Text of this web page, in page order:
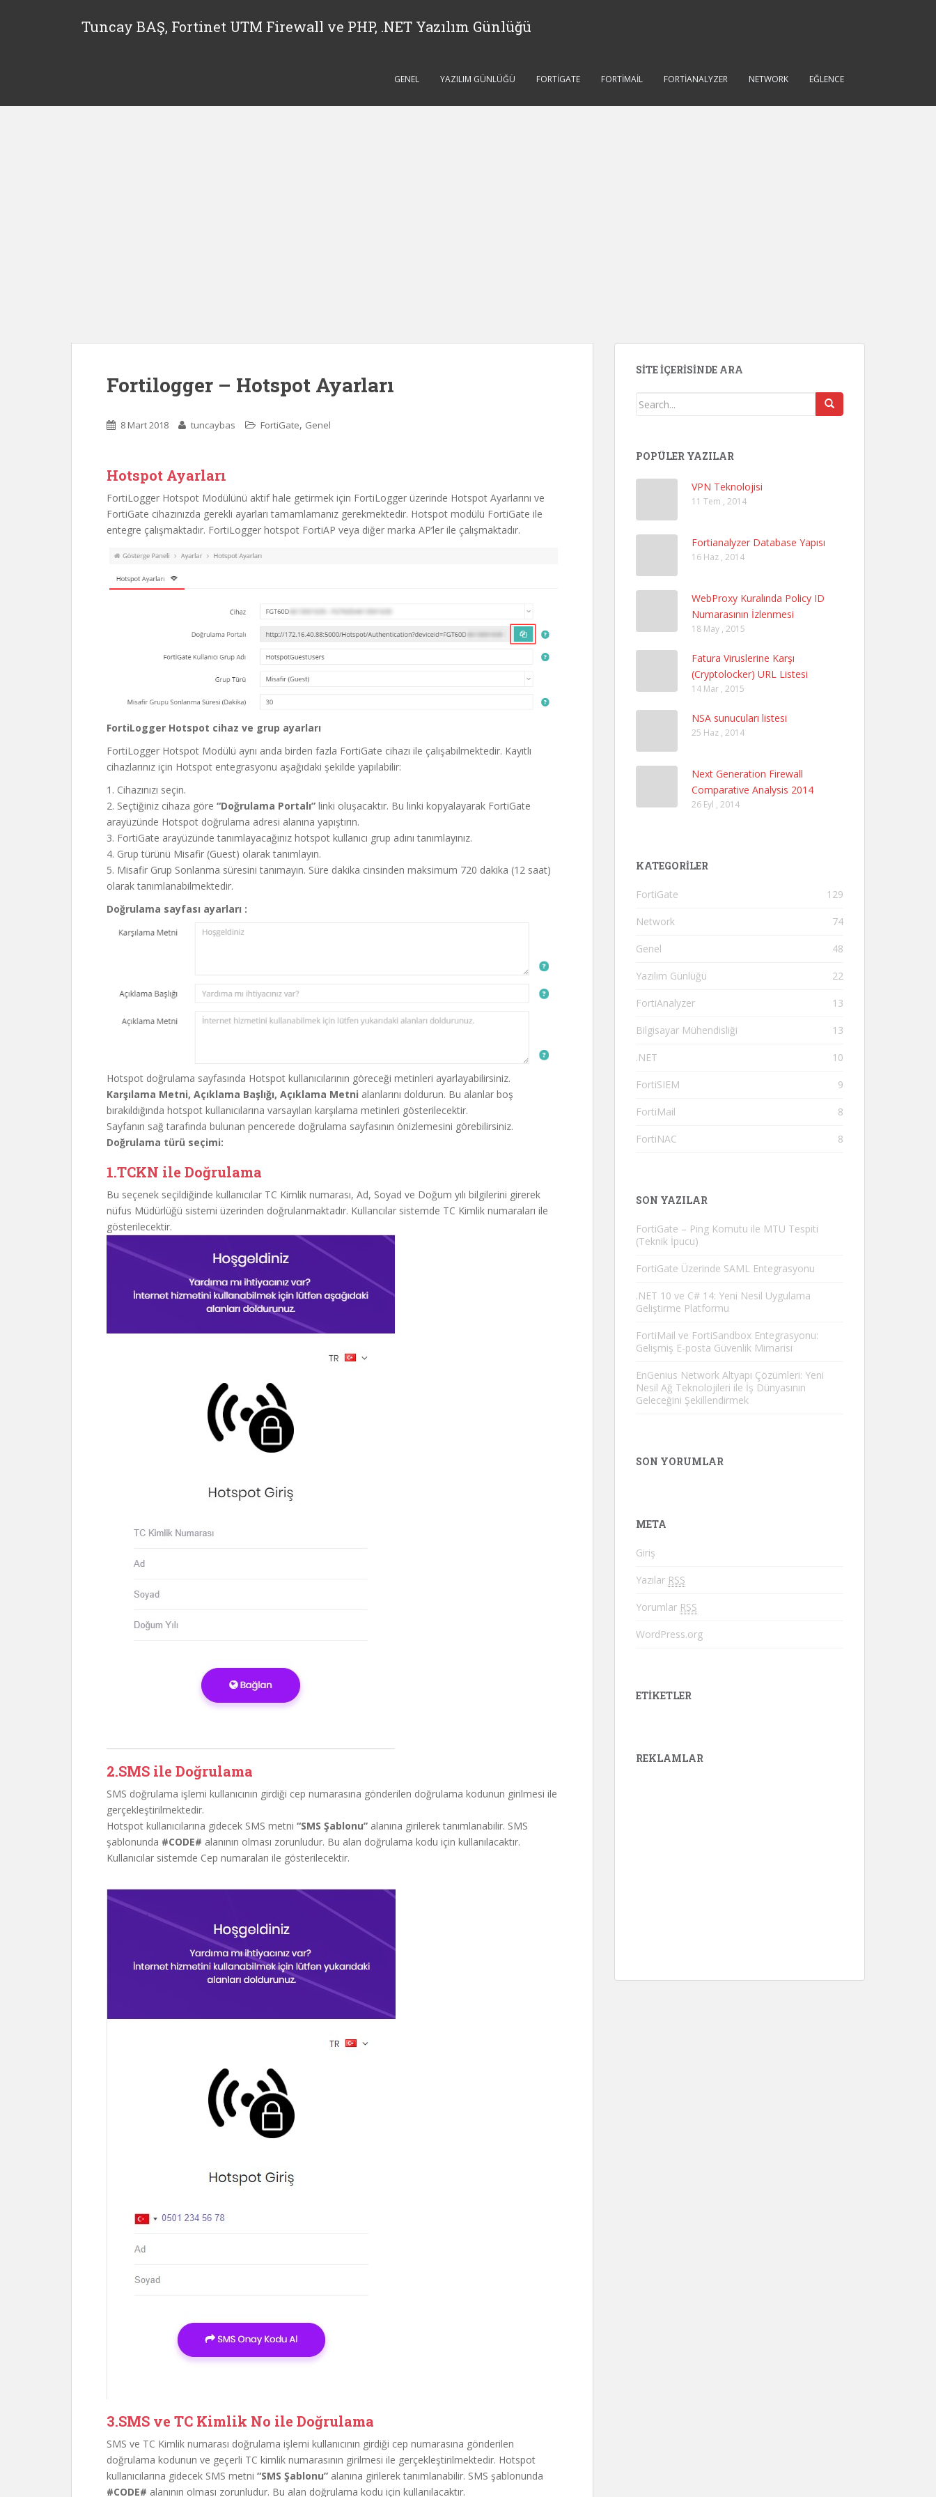
Tuncay BAŞ, Fortinet UTM Firewall ve PHP, .NET Yazılım Günlüğü
GENEL YAZILIM GÜNLÜĞÜ FORTIGATE FORTIMAIL FORTIANALYZER NETWORK EĞLENCE
Fortilogger – Hotspot Ayarları
8 Mart 2018 tuncaybas FortiGate, Genel
Hotspot Ayarları
FortiLogger Hotspot Modülünü aktif hale getirmek için FortiLogger üzerinde Hotspot Ayarlarını ve
FortiGate cihazınızda gerekli ayarları tamamlamanız gerekmektedir. Hotspot modülü FortiGate ile
entegre çalışmaktadır. FortiLogger hotspot FortiAP veya diğer marka AP’ler ile çalışmaktadır.
FortiLogger Hotspot cihaz ve grup ayarları
FortiLogger Hotspot Modülü aynı anda birden fazla FortiGate cihazı ile çalışabilmektedir. Kayıtlı
cihazlarınız için Hotspot entegrasyonu aşağıdaki şekilde yapılabilir:
1. Cihazınızı seçin.
2. Seçtiğiniz cihaza göre “Doğrulama Portalı” linki oluşacaktır. Bu linki kopyalayarak FortiGate
arayüzünde Hotspot doğrulama adresi alanına yapıştırın.
3. FortiGate arayüzünde tanımlayacağınız hotspot kullanıcı grup adını tanımlayınız.
4. Grup türünü Misafir (Guest) olarak tanımlayın.
5. Misafir Grup Sonlanma süresini tanımayın. Süre dakika cinsinden maksimum 720 dakika (12 saat)
olarak tanımlanabilmektedir.
Doğrulama sayfası ayarları :
Hotspot doğrulama sayfasında Hotspot kullanıcılarının göreceği metinleri ayarlayabilirsiniz.
Karşılama Metni, Açıklama Başlığı, Açıklama Metni alanlarını doldurun. Bu alanlar boş
bırakıldığında hotspot kullanıcılarına varsayılan karşılama metinleri gösterilecektir.
Sayfanın sağ tarafında bulunan pencerede doğrulama sayfasının önizlemesini görebilirsiniz.
Doğrulama türü seçimi:
1.TCKN ile Doğrulama
Bu seçenek seçildiğinde kullanıcılar TC Kimlik numarası, Ad, Soyad ve Doğum yılı bilgilerini girerek
nüfus Müdürlüğü sistemi üzerinden doğrulanmaktadır. Kullancılar sistemde TC Kimlik numaraları ile
gösterilecektir.
2.SMS ile Doğrulama
SMS doğrulama işlemi kullanıcının girdiği cep numarasına gönderilen doğrulama kodunun girilmesi ile
gerçekleştirilmektedir.
Hotspot kullanıcılarına gidecek SMS metni “SMS Şablonu” alanına girilerek tanımlanabilir. SMS
şablonunda #CODE# alanının olması zorunludur. Bu alan doğrulama kodu için kullanılacaktır.
Kullanıcılar sistemde Cep numaraları ile gösterilecektir.
3.SMS ve TC Kimlik No ile Doğrulama
SMS ve TC Kimlik numarası doğrulama işlemi kullanıcının girdiği cep numarasına gönderilen
doğrulama kodunun ve geçerli TC kimlik numarasının girilmesi ile gerçekleştirilmektedir. Hotspot
kullanıcılarına gidecek SMS metni “SMS Şablonu” alanına girilerek tanımlanabilir. SMS şablonunda
#CODE# alanının olması zorunludur. Bu alan doğrulama kodu için kullanılacaktır.
SITE İÇERISINDE ARA
POPÜLER YAZILAR
VPN Teknolojisi
11 Tem , 2014
Fortianalyzer Database Yapısı
16 Haz , 2014
WebProxy Kuralında Policy ID
Numarasının İzlenmesi
18 May , 2015
Fatura Viruslerine Karşı
(Cryptolocker) URL Listesi
14 Mar , 2015
NSA sunucuları listesi
25 Haz , 2014
Next Generation Firewall
Comparative Analysis 2014
26 Eyl , 2014
KATEGORILER
FortiGate 129
Network 74
Genel 48
Yazılım Günlüğü 22
FortiAnalyzer 13
Bilgisayar Mühendisliği 13
.NET 10
FortiSIEM 9
FortiMail 8
FortiNAC 8
SON YAZILAR
FortiGate – Ping Komutu ile MTU Tespiti
(Teknik İpucu)
FortiGate Üzerinde SAML Entegrasyonu
.NET 10 ve C# 14: Yeni Nesil Uygulama
Geliştirme Platformu
FortiMail ve FortiSandbox Entegrasyonu:
Gelişmiş E-posta Güvenlik Mimarisi
EnGenius Network Altyapı Çözümleri: Yeni
Nesil Ağ Teknolojileri ile İş Dünyasının
Geleceğini Şekillendirmek
SON YORUMLAR
META
Giriş
Yazılar RSS
Yorumlar RSS
WordPress.org
ETIKETLER
REKLAMLAR